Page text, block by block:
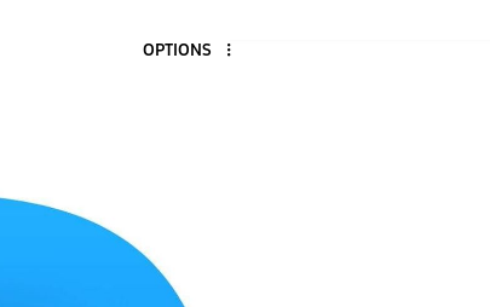
OPTIONS